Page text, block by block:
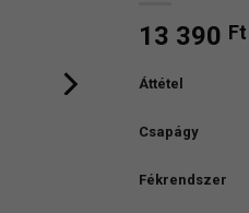
13 390 Ft
Áttétel
Csapágy
Fékrendszer